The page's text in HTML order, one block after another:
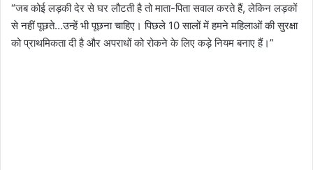
“जब कोई लड़की देर से घर लौटती है तो माता-पिता सवाल करते हैं, लेकिन लड़कों
से नहीं पूछते…उन्हें भी पूछना चाहिए। पिछले 10 सालों में हमने महिलाओं की सुरक्षा
को प्राथमिकता दी है और अपराधों को रोकने के लिए कड़े नियम बनाए हैं।”